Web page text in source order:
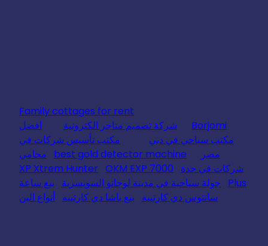
Family cottages for rent
Borjomi
شركة تصميم متاجر الكترونية
افضل
مكتب سياحي في دبي
مكتب تأسيس شركات في
مصر
best gold detector machine
محامي
شركات في جدة
XP Xtrem Hunter OKM EXP 7000
Plus
جولة سياحية في مدينة لوجانو السويسرية
بيع ساعة
سانتوس دي كارتييه
بيع باشا دي كارتييه أنواع البن